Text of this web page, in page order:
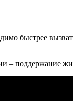
быстрее
– поддержание